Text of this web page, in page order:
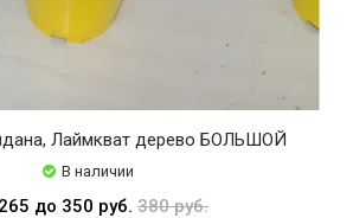
Лаймкват дерево БОЛЬШОЙ
В наличии
до 350 руб. 380 руб.